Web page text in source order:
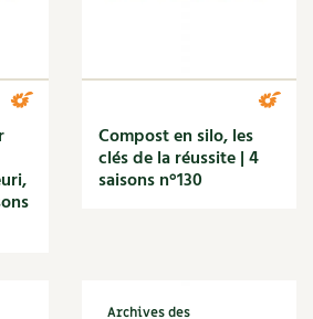
Compost en silo, les
clés de la réussite | 4
saisons n°130
Archives des